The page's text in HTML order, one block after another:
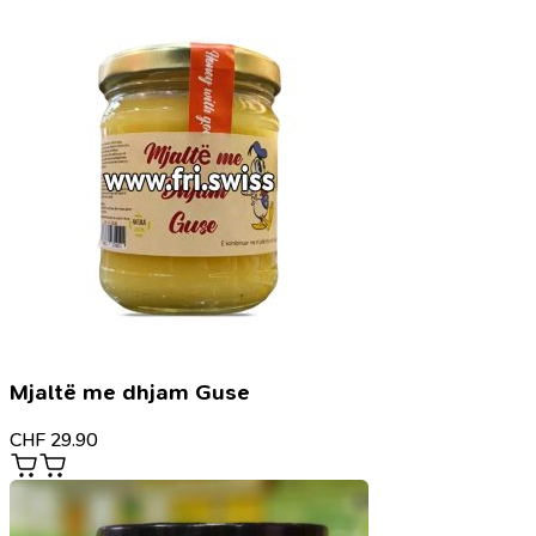
Mjaltë me dhjam Guse
CHF 29.90